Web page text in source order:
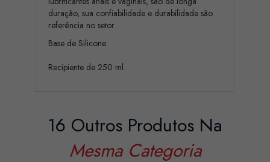
duração, sua confiabilidade e durabilidade são
referência no setor.
Base de Silicone
Recipiente de 250 ml.
16 Outros Produtos Na
Mesma Categoria